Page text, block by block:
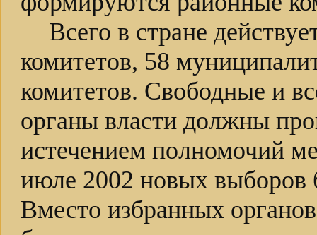
Всего в стране
комитетов, 58
комитетов. Свободные и
органы власти должны
истечением полномочий
июле 2002 новых выборов
Вместо избранных